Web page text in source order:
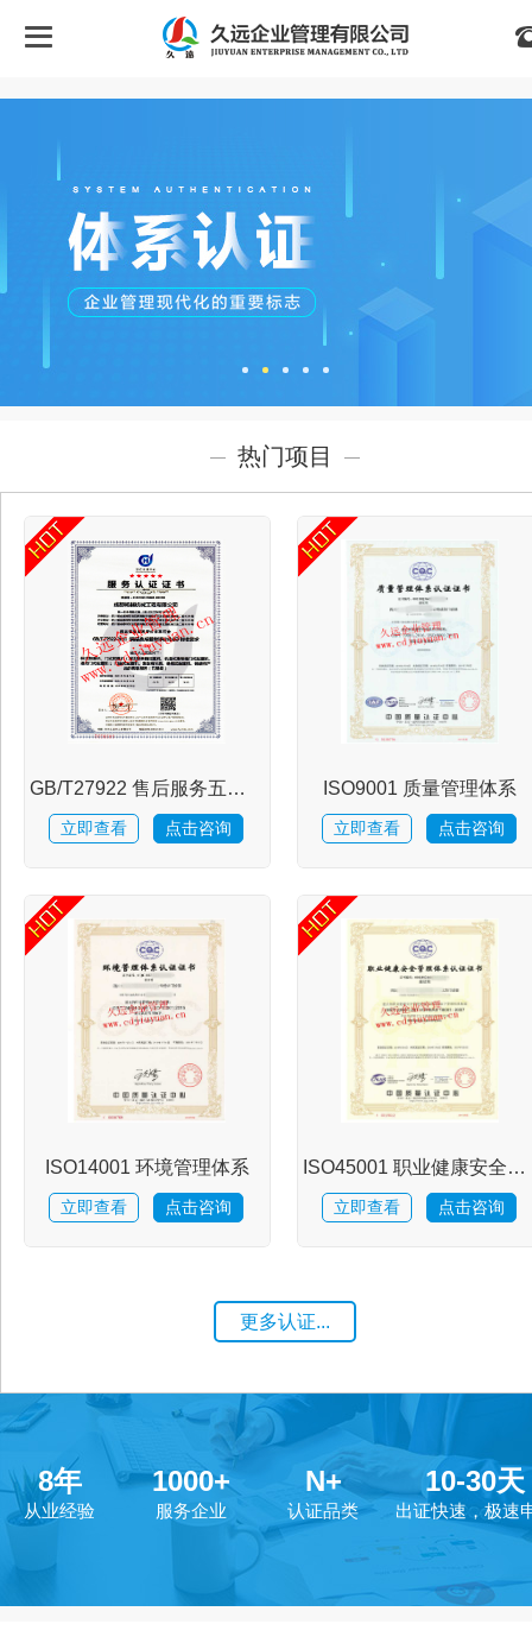
招
聘
热门项目
GB/T27922 售后服务五星评价
立即查看 点击咨询
ISO9001 质量管理体系
立即查看 点击咨询
ISO14001 环境管理体系
立即查看 点击咨询
ISO45001 职业健康安全管理体系
立即查看 点击咨询
更多认证...
8年
从业经验
1000+
服务企业
N+
认证品类
10-30天
出证快速，极速